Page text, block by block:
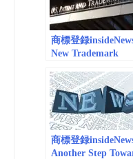
Colors as
The Fashion Law
商標登録
New Trademark
Established |
Law Review
商標登録
Another Step